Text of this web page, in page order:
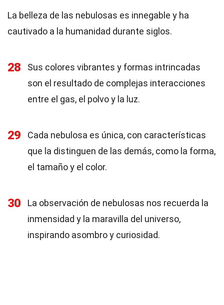
La belleza de las nebulosas es innegable y ha
cautivado a la humanidad durante siglos.
28
Sus colores vibrantes y formas intrincadas
son el resultado de complejas interacciones
entre el gas, el polvo y la luz.
29
Cada nebulosa es única, con características
que la distinguen de las demás, como la forma,
el tamaño y el color.
30
La observación de nebulosas nos recuerda la
inmensidad y la maravilla del universo,
inspirando asombro y curiosidad.